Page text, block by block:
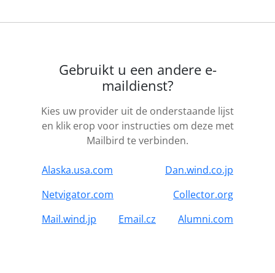
Gebruikt u een andere e-
maildienst?
Kies uw provider uit de onderstaande lijst
en klik erop voor instructies om deze met
Mailbird te verbinden.
Alaska.usa.com
Dan.wind.co.jp
Netvigator.com
Collector.org
Mail.wind.jp
Email.cz Alumni.com